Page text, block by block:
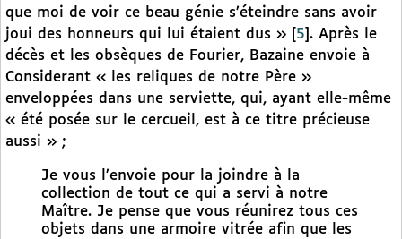
que moi de voir ce beau génie s’éteindre sans avoir
joui des honneurs qui lui étaient dus »
5 . Après le
décès et les obsèques de Fourier, Bazaine envoie à
Considerant « les reliques de notre Père »
enveloppées dans une serviette, qui, ayant elle-même
« été posée sur le cercueil, est à ce titre précieuse
aussi » ;
Je vous l’envoie pour la joindre à la
collection de tout ce qui a servi à notre
Maître. Je pense que vous réunirez tous ces
objets dans une armoire vitrée afin que les